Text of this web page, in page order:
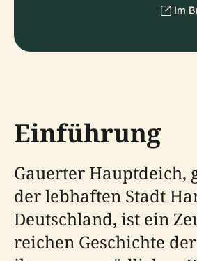
Im
Einführung
Gauerter Hauptdeich,
der lebhaften Stadt
Deutschland, ist ein
reichen Geschichte